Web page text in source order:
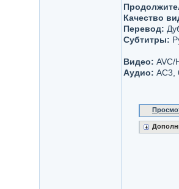
Качество
Перевод:
Субтитры:
Видео: AVC/
Аудио: AC3,